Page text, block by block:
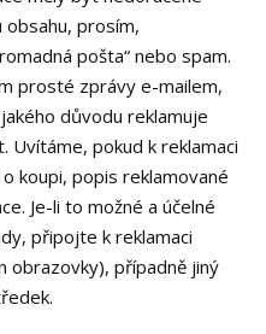
prosím,
pošta“ nebo spam.
prosté zprávy e-mailem,
důvodu reklamuje
Uvítáme, pokud k reklamaci
koupi, popis reklamované
Je-li to možné a účelné
připojte k reklamaci
obrazovky), případně jiný